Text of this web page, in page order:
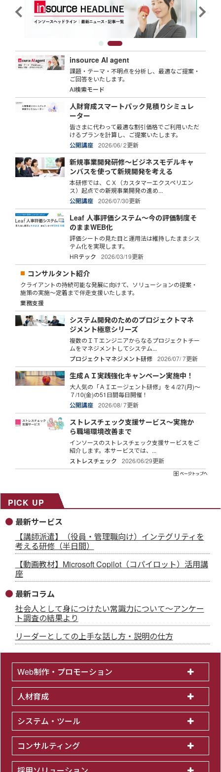
insource AI agent
課題・テーマ・不明点を分析し、最適なご提案・
ご回答をいたします。
AI検索モード
人財育成スマートパック見積りシミュレ
ーター
皆さまに代わって最適な割引価格でご利用いただ
けるプランを計算し、ご提案いたします。
公開講座
2026/06/ 2更新
新規事業開発研修～ビジネスモデルキャ
ンバスを使って新規開発を考える
本研修では、ＣＸ（カスタマーエクスペリエン
ス）起点での新規事業開発の進め...
公開講座
2026/07/30更新
Leaf 人事評価システム～今の評価制度そ
のままWEB化
評価シートの見た目と運用法は維持したままシス
テム化を実現します。
HRテック
2026/03/19更新
コンサルタント紹介
クライアントの持続可能な発展に向けて、ソリューションの提案・
施策の実施～定着まで伴走支援いたします。
業務支援
システム開発のためのプロジェクトマネ
ジメント極意シリーズ
複数のＩＴエンジニアからなるプロジェクトチー
ムをマネジメントしてシステム...
プロジェクトマネジメント研修
2026/07/ 7更新
生成ＡＩ実践強化キャンペーン実施中！
大人気の「ＡＩエージェント研修」を４/27(月)～
７/10(金)の51日間毎日開催！
公開講座
2026/08/ 7更新
ストレスチェック支援サービス～実施か
ら職場環境改善まで
インソースのストレスチェック支援サービスをご
紹介します。本サービスでは、...
ストレスチェック
2026/06/29更新
PICK UP
最新サービス
【講師派遣】（役員・管理職向け）インテグリティを
考える研修（半日間）
【動画教材】Microsoft Copilot（コパイロット）活用講
座
最新コラム
社会人として身につけたい常識力について～アンケー
ト調査の結果より
リーダーとしての上手な話し方・説明の仕方
Web制作・プロモーション
人材育成
システム・ツール
コンサルティング